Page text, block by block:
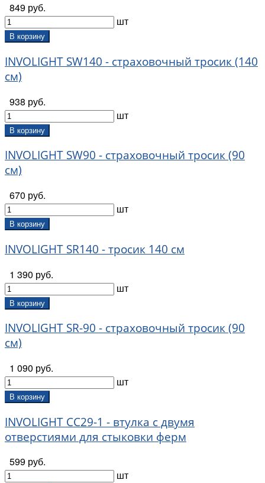
849 руб.
шт
В корзину
INVOLIGHT SW140 - страховочный тросик (140
см)
938 руб.
шт
В корзину
INVOLIGHT SW90 - страховочный тросик (90
см)
670 руб.
шт
В корзину
INVOLIGHT SR140 - тросик 140 см
1 390 руб.
шт
В корзину
INVOLIGHT SR-90 - страховочный тросик (90
см)
1 090 руб.
шт
В корзину
INVOLIGHT CC29-1 - втулка с двумя
отверстиями для стыковки ферм
599 руб.
шт